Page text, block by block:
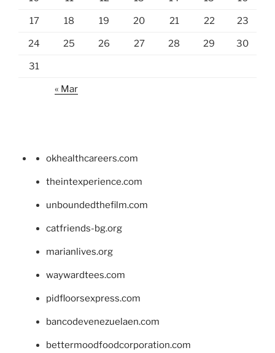
17 18 19 20 21 22 23
24 25 26 27 28 29 30
31
« Mar
okhealthcareers.com
theintexperience.com
unboundedthefilm.com
catfriends-bg.org
marianlives.org
waywardtees.com
pidfloorsexpress.com
bancodevenezuelaen.com
bettermoodfoodcorporation.com